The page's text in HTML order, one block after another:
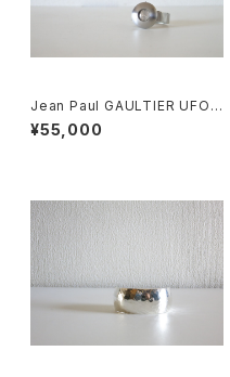
Jean Paul GAULTIER UFO
Watch Silver
¥55,000